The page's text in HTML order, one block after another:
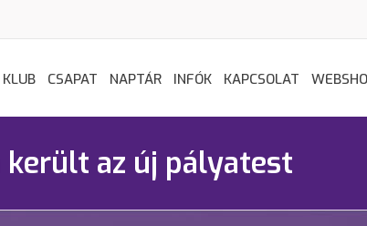
KLUB CSAPAT NAPTÁR INFÓK KAPCSOLAT
került az új pályatest